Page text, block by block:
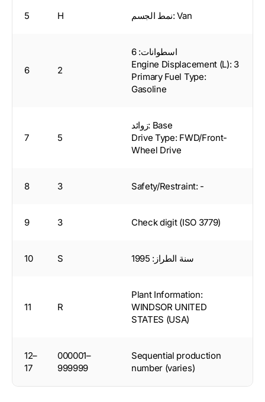
5 H نمط الجسم: Van
6 2
اسطوانات: 6
Engine Displacement (L): 3
Primary Fuel Type:
Gasoline
7 5
زوائد: Base
Drive Type: FWD/Front-
Wheel Drive
8 3 Safety/Restraint: -
9 3 Check digit (ISO 3779)
10 S سنة الطراز: 1995
11 R
Plant Information:
WINDSOR UNITED
STATES (USA)
12–
17
000001–
999999
Sequential production
number (varies)